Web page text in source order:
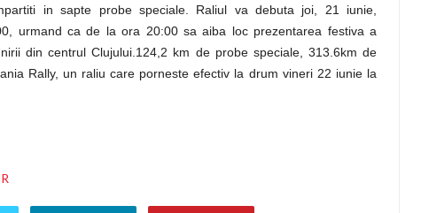
in sapte probe speciale. Raliul va debuta joi, 21 iunie,
urmand ca de la ora 20:00 sa aiba loc prezentarea festiva a
din centrul Clujului. 124,2 km de probe speciale, 313.6km de
Rally, un raliu care porneste efectiv la drum vineri 22 iunie la